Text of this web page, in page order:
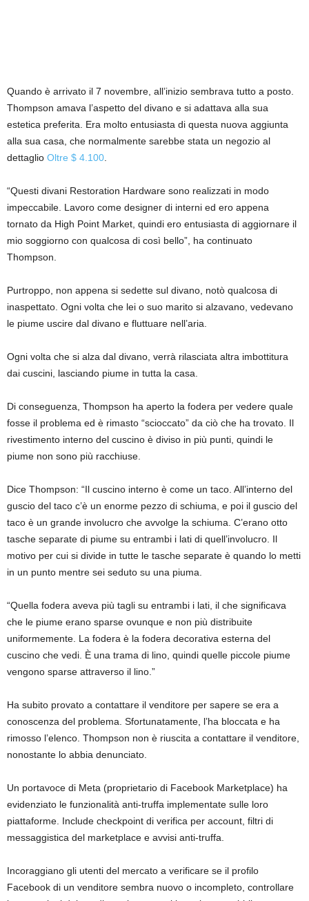
Quando è arrivato il 7 novembre, all’inizio sembrava tutto a posto.
Thompson amava l’aspetto del divano e si adattava alla sua
estetica preferita. Era molto entusiasta di questa nuova aggiunta
alla sua casa, che normalmente sarebbe stata un negozio al
dettaglio Oltre $ 4.100
“Questi divani Restoration Hardware sono realizzati in modo
impeccabile. Lavoro come designer di interni ed ero appena
tornato da High Point Market, quindi ero entusiasta di aggiornare il
mio soggiorno con qualcosa di così bello”, ha continuato
Thompson.
Purtroppo, non appena si sedette sul divano, notò qualcosa di
inaspettato. Ogni volta che lei o suo marito si alzavano, vedevano
le piume uscire dal divano e fluttuare nell’aria.
Ogni volta che si alza dal divano, verrà rilasciata altra imbottitura
dai cuscini, lasciando piume in tutta la casa.
Di conseguenza, Thompson ha aperto la fodera per vedere quale
fosse il problema ed è rimasto “scioccato” da ciò che ha trovato. Il
rivestimento interno del cuscino è diviso in più punti, quindi le
piume non sono più racchiuse.
Dice Thompson: “Il cuscino interno è come un taco. All’interno del
guscio del taco c’è un enorme pezzo di schiuma, e poi il guscio del
taco è un grande involucro che avvolge la schiuma. C’erano otto
tasche separate di piume su entrambi i lati di quell’involucro. Il
motivo per cui si divide in tutte le tasche separate è quando lo metti
in un punto mentre sei seduto su una piuma.
“Quella fodera aveva più tagli su entrambi i lati, il che significava
che le piume erano sparse ovunque e non più distribuite
uniformemente. La fodera è la fodera decorativa esterna del
cuscino che vedi. È una trama di lino, quindi quelle piccole piume
vengono sparse attraverso il lino.”
Ha subito provato a contattare il venditore per sapere se era a
conoscenza del problema. Sfortunatamente, l’ha bloccata e ha
rimosso l’elenco. Thompson non è riuscita a contattare il venditore,
nonostante lo abbia denunciato.
Un portavoce di Meta (proprietario di Facebook Marketplace) ha
evidenziato le funzionalità anti-truffa implementate sulle loro
piattaforme. Include checkpoint di verifica per account, filtri di
messaggistica del marketplace e avvisi anti-truffa.
Incoraggiano gli utenti del mercato a verificare se il profilo
Facebook di un venditore sembra nuovo o incompleto, controllare